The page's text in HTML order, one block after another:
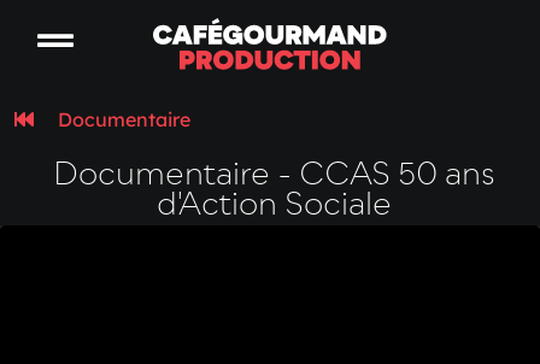
Documentaire
Documentaire - CCAS 50 ans
d'Action Sociale